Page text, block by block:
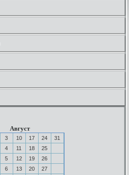
Август
3 10 17 24
31
4 11 18
25
5 12 19
26
6 13 20
27